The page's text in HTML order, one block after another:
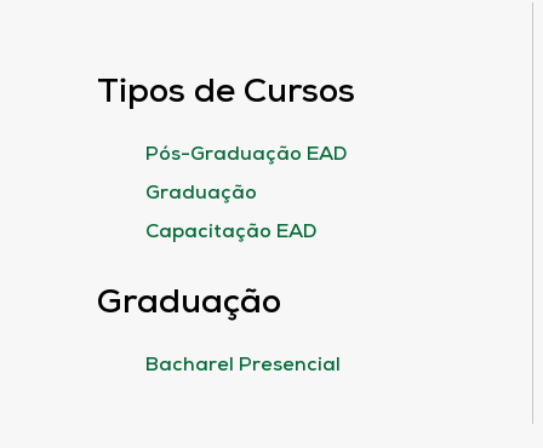
Tipos de Cursos
Pós-Graduação EAD
Graduação
Capacitação EAD
Graduação
Bacharel Presencial